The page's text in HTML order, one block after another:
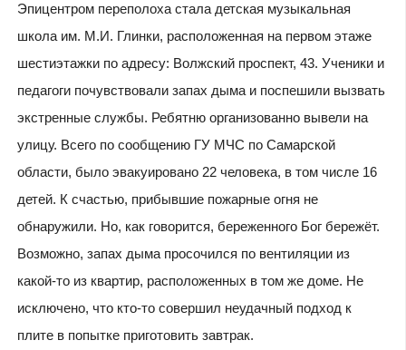
Эпицентром переполоха стала детская музыкальная
школа им. М.И. Глинки, расположенная на первом этаже
шестиэтажки по адресу: Волжский проспект, 43. Ученики и
педагоги почувствовали запах дыма и поспешили вызвать
экстренные службы. Ребятню организованно вывели на
улицу. Всего по сообщению ГУ МЧС по Самарской
области, было эвакуировано 22 человека, в том числе 16
детей. К счастью, прибывшие пожарные огня не
обнаружили. Но, как говорится, береженного Бог бережёт.
Возможно, запах дыма просочился по вентиляции из
какой-то из квартир, расположенных в том же доме. Не
исключено, что кто-то совершил неудачный подход к
плите в попытке приготовить завтрак.